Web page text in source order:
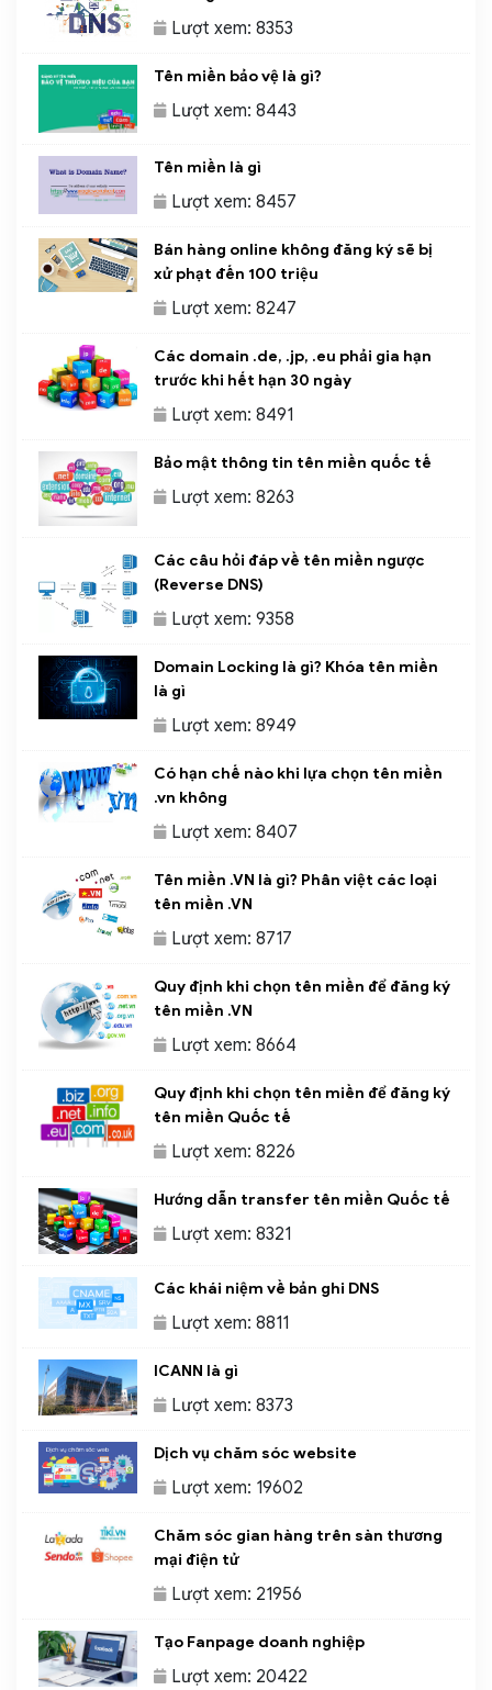
Lượt xem: 8353
Tên miền bảo vệ là gì?
Lượt xem: 8443
Tên miền là gì
Lượt xem: 8457
Bán hàng online không đăng ký sẽ bị
xử phạt đến 100 triệu
Lượt xem: 8247
Các domain .de, .jp, .eu phải gia hạn
trước khi hết hạn 30 ngày
Lượt xem: 8491
Bảo mật thông tin tên miền quốc tế
Lượt xem: 8263
Các câu hỏi đáp về tên miền ngược
(Reverse DNS)
Lượt xem: 9358
Domain Locking là gì? Khóa tên miền
là gì
Lượt xem: 8949
Có hạn chế nào khi lựa chọn tên miền
.vn không
Lượt xem: 8407
Tên miền .VN là gì? Phân việt các loại
tên miền .VN
Lượt xem: 8717
Quy định khi chọn tên miền để đăng ký
tên miền .VN
Lượt xem: 8664
Quy định khi chọn tên miền để đăng ký
tên miền Quốc tế
Lượt xem: 8226
Hướng dẫn transfer tên miền Quốc tế
Lượt xem: 8321
Các khái niệm về bản ghi DNS
Lượt xem: 8811
ICANN là gì
Lượt xem: 8373
Dịch vụ chăm sóc website
Lượt xem: 19602
Chăm sóc gian hàng trên sàn thương
mại điện tử
Lượt xem: 21956
Tạo Fanpage doanh nghiệp
Lượt xem: 20422